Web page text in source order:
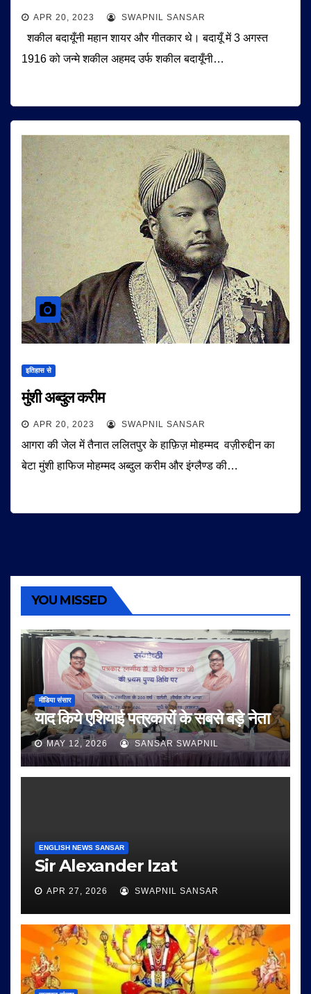
APR 20, 2023 SWAPNIL SANSAR
शकील बदायूँनी महान शायर और गीतकार थे। बदायूँ में 3 अगस्त
1916 को जन्मे शकील अहमद उर्फ शकील बदायूँनी…
इतिहास से
मुंशी अब्दुल करीम
APR 20, 2023 SWAPNIL SANSAR
आगरा की जेल में तैनात ललितपुर के हाफ़िज़ मोहम्मद वज़ीरुद्दीन का
बेटा मुंशी हाफिज मोहम्मद अब्दुल करीम और इंग्लैण्ड की…
YOU MISSED
मीडिया संसार
याद किये एशियाई पत्रकारों के सबसे बड़े नेता
MAY 12, 2026 SANSAR SWAPNIL
ENGLISH NEWS SANSAR
Sir Alexander Izat
APR 27, 2026 SWAPNIL SANSAR